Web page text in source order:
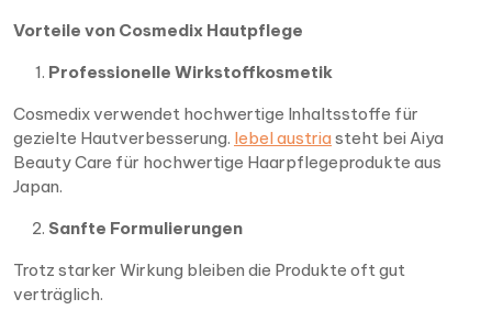
Vorteile von Cosmedix Hautpflege
Professionelle Wirkstoffkosmetik
Cosmedix verwendet hochwertige Inhaltsstoffe für
gezielte Hautverbesserung. lebel austria steht bei Aiya
Beauty Care für hochwertige Haarpflegeprodukte aus
Japan.
Sanfte Formulierungen
Trotz starker Wirkung bleiben die Produkte oft gut
verträglich.